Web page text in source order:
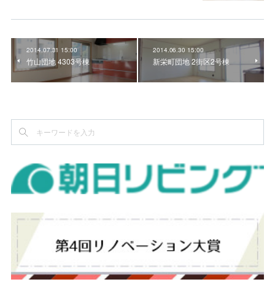
2014.07.31 15:00
竹山団地 4303号棟
2014.06.30 15:00
新栄町団地 2街区2号棟